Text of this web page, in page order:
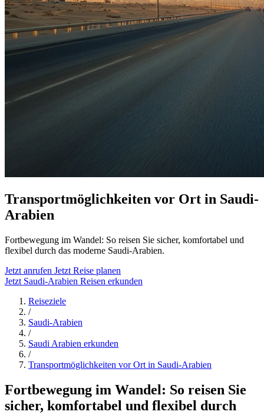
Transportmöglichkeiten vor Ort in Saudi-
Arabien
Fortbewegung im Wandel: So reisen Sie sicher, komfortabel und
flexibel durch das moderne Saudi-Arabien.
Jetzt anrufen Jetzt Reise planen
Jetzt Saudi-Arabien Reisen erkunden
Reiseziele
/
Saudi-Arabien
/
Saudi Arabien erkunden
/
Transportmöglichkeiten vor Ort in Saudi-Arabien
Fortbewegung im Wandel: So reisen Sie
sicher, komfortabel und flexibel durch